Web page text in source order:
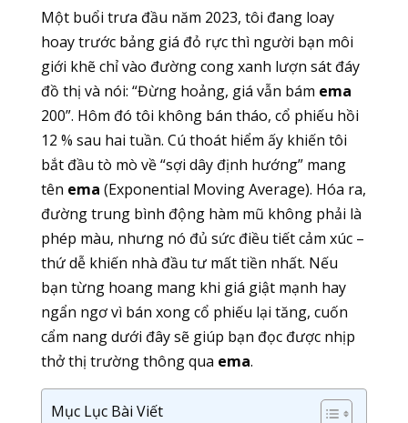
Một buổi trưa đầu năm 2023, tôi đang loay
hoay trước bảng giá đỏ rực thì người bạn môi
giới khẽ chỉ vào đường cong xanh lượn sát đáy
đồ thị và nói: “Đừng hoảng, giá vẫn bám ema
200”. Hôm đó tôi không bán tháo, cổ phiếu hồi
12 % sau hai tuần. Cú thoát hiểm ấy khiến tôi
bắt đầu tò mò về “sợi dây định hướng” mang
tên ema (Exponential Moving Average). Hóa ra,
đường trung bình động hàm mũ không phải là
phép màu, nhưng nó đủ sức điều tiết cảm xúc –
thứ dễ khiến nhà đầu tư mất tiền nhất. Nếu
bạn từng hoang mang khi giá giật mạnh hay
ngẩn ngơ vì bán xong cổ phiếu lại tăng, cuốn
cẩm nang dưới đây sẽ giúp bạn đọc được nhịp
thở thị trường thông qua ema.
Mục Lục Bài Viết